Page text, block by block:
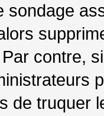
sondage
contre,
de truquer